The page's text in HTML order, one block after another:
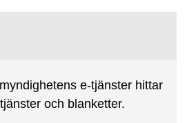
e-tjänster hittar
och blanketter.